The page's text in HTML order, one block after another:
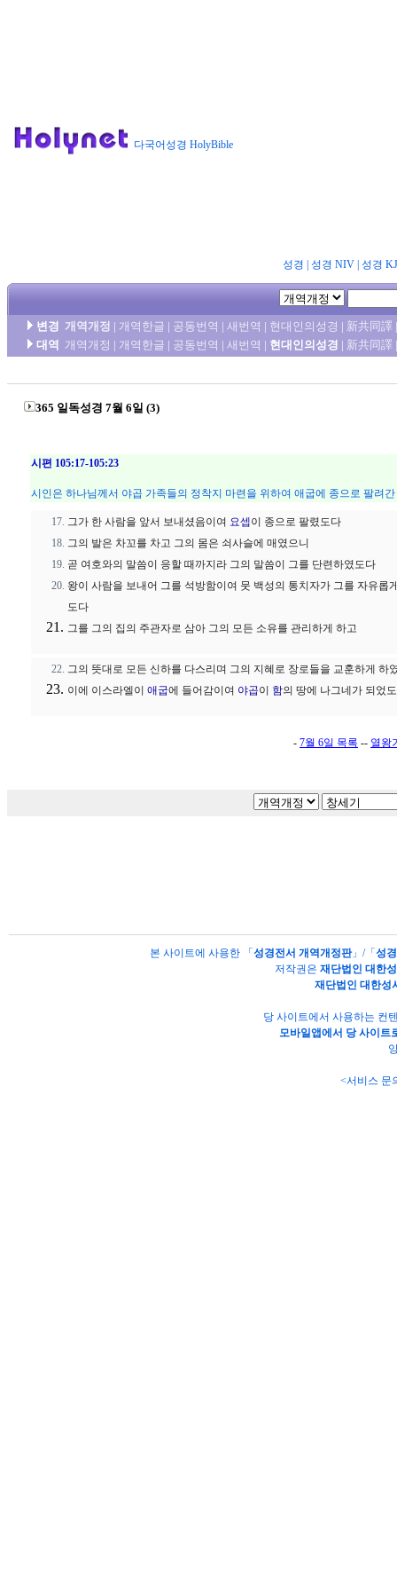
다국어성경 HolyBible
성경 성경 NIV| 성경
변경 개역개정 | 개역한글 | 공동번역 | 새번역 | 현대인의성경 | 新共同譯
대역
개역개정 | 개역한글 | 공동번역 | 새번역 | 현대인의성경 | 新共同譯
365 일독성경 7월 6일 (3)
시편 105:17-105:23
시인은 하나님께서 야곱 가족들의 정착지 마련을 위하여 애굽에 종으로 팔려
그가 한 사람을 앞서 보내셨음이여 요셉이 종으로 팔렸도다
그의 발은 차꼬를 차고 그의 몸은 쇠사슬에 매였으니
곧 여호와의 말씀이 응할 때까지라 그의 말씀이 그를 단련하였도다
왕이 사람을 보내어 그를 석방함이여 뭇 백성의 통치자가 그를 자유롭
도다
그를 그의 집의 주관자로 삼아 그의 모든 소유를 관리하게 하고
그의 뜻대로 모든 신하를 다스리며 그의 지혜로 장로들을 교훈하게 하
이에 이스라엘이 애굽에 들어감이여 야곱이 함의 땅에 나그네가 되었
- 7월 6일 목록 -- 열왕
본 사이트에 사용한 「 성경전서 개역개정판」/「 성
저작권은 재단법인 대한
재단법인 대한성
당 사이트에서 사용하는 컨
모바일앱에서 당 사이트
<서비스 문